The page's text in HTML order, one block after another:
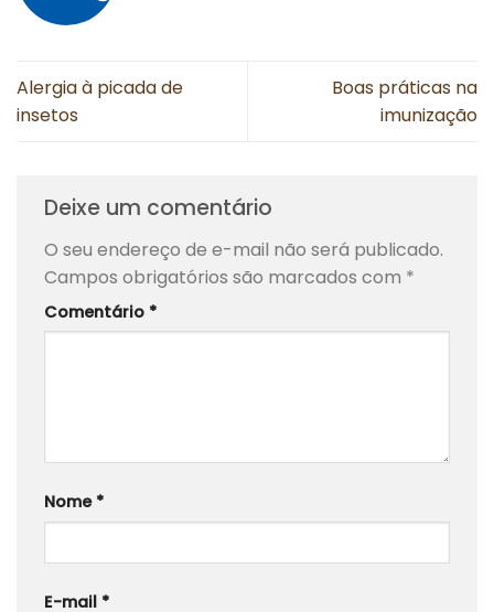
Alergia à picada de
insetos
Boas práticas na
imunização
Deixe um comentário
O seu endereço de e-mail não será publicado.
Campos obrigatórios são marcados com *
Comentário *
Nome *
E-mail *